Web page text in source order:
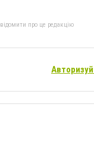
про це редакцію